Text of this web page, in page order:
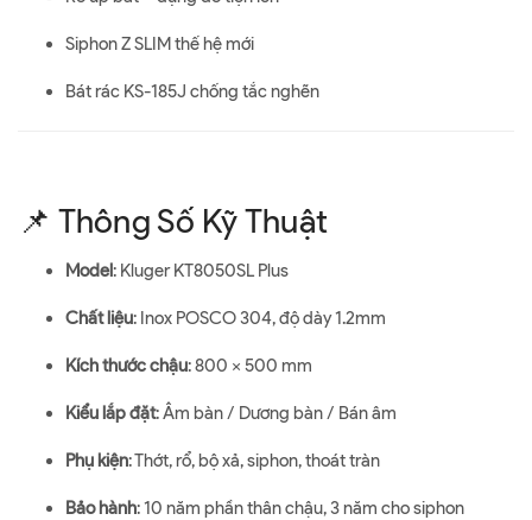
Siphon Z SLIM thế hệ mới
Bát rác KS-185J chống tắc nghẽn
📌 Thông Số Kỹ Thuật
Model: Kluger KT8050SL Plus
Chất liệu: Inox POSCO 304, độ dày 1.2mm
Kích thước chậu: 800 x 500 mm
Kiểu lắp đặt: Âm bàn / Dương bàn / Bán âm
Phụ kiện: Thớt, rổ, bộ xả, siphon, thoát tràn
Bảo hành: 10 năm phần thân chậu, 3 năm cho siphon